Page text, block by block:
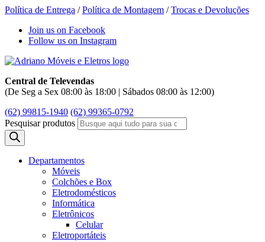
Política de Entrega /Política de Montagem /Trocas e Devoluções
Join us on Facebook
Follow us on Instagram
Central de Televendas
(De Seg a Sex 08:00 às 18:00 | Sábados 08:00 às 12:00)
(62) 99815-1940 (62) 99365-0792
Pesquisar produtos
Departamentos
Móveis
Colchões e Box
Eletrodomésticos
Informática
Eletrônicos
Celular
Eletroportáteis